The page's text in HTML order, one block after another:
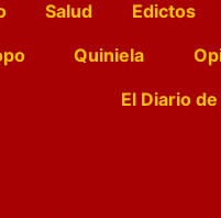
Salud Edictos
Quiniela
El Diario